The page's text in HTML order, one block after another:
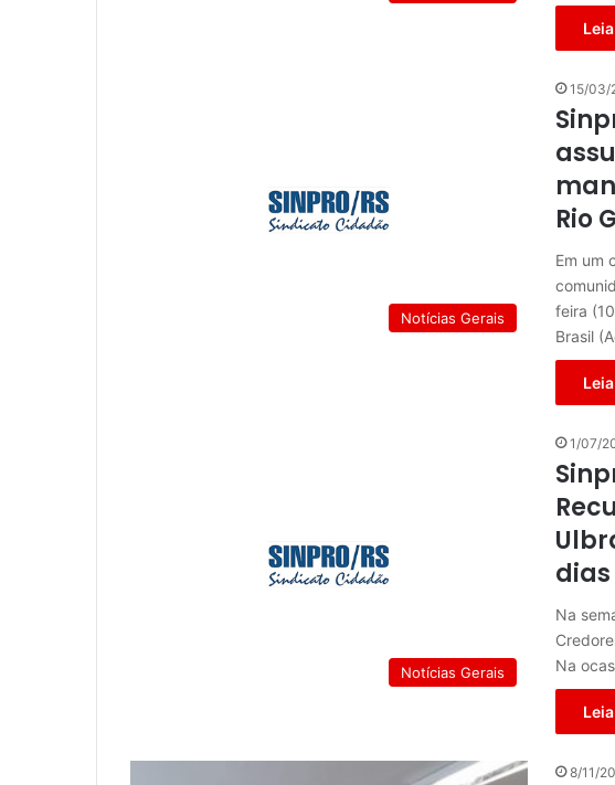
Notícias Gerais
15/03/
Rio
Em um
feira
Brasil
Notícias Gerais
1/07/
dias
Na
Na
8/11/